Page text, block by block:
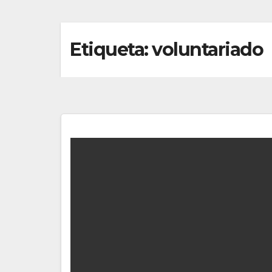
Etiqueta:voluntariado